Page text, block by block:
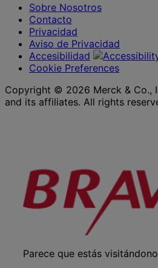
Sobre Nosotros
Contacto
Privacidad
Aviso de Privacidad
Accesibilidad
Cookie Preferences
Copyright © 2026 Merck & Co.,
and its affiliates. All rights
Parece que estás